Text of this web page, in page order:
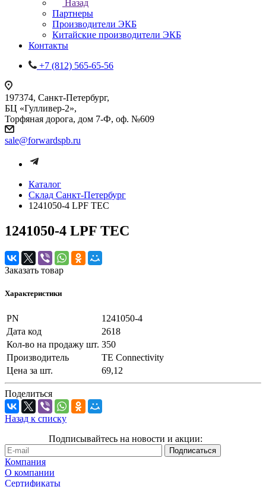
Назад
Партнеры
Производители ЭКБ
Китайские производители ЭКБ
Контакты
+7 (812) 565-65-56
197374, Санкт-Петербург,
БЦ «Гулливер-2»,
Торфяная дорога, дом 7-Ф, оф. №609
sale@forwardspb.ru
Каталог
Cклад Санкт-Петербург
1241050-4 LPF TEC
1241050-4 LPF TEC
Заказать товар
Характеристики
PN
1241050-4
Дата код
2618
Кол-во на продажу шт. 350
Производитель
TE Connectivity
Цена за шт.
69,12
Поделиться
Назад к списку
Подписывайтесь на новости и акции:
Компания
О компании
Сертификаты